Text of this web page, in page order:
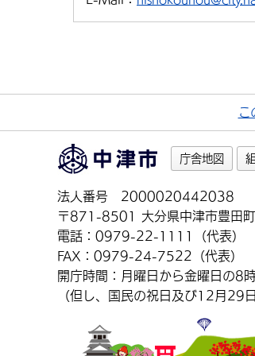
こ
庁舎地図
法人番号 2000020442038
〒871-8501 大分県中津市豊田
電話：0979-22-1111（代表）
FAX：0979-24-7522（代表）
開庁時間：月曜日から金曜日の8
（但し、国民の祝日及び12月29